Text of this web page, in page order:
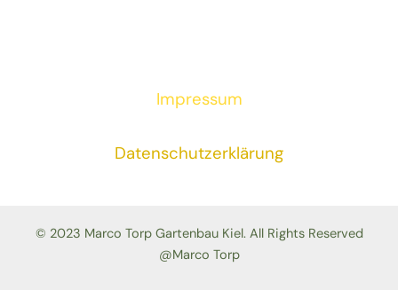
Impressum
Datenschutzerklärung
© 2023 Marco Torp Gartenbau Kiel. All Rights Reserved
@Marco Torp